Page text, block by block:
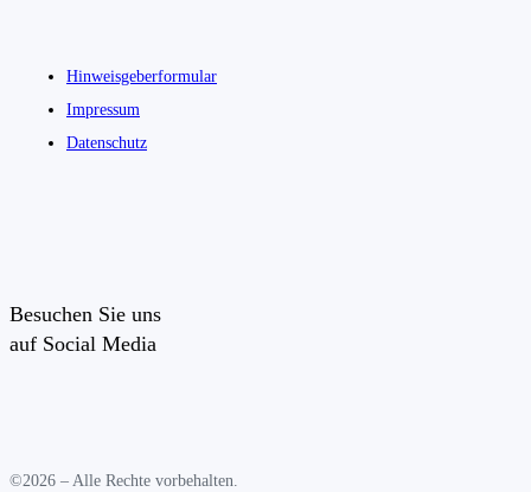
Hinweisgeberformular
Impressum
Datenschutz
Besuchen Sie uns
auf Social Media
©2026 – Alle Rechte vorbehalten.